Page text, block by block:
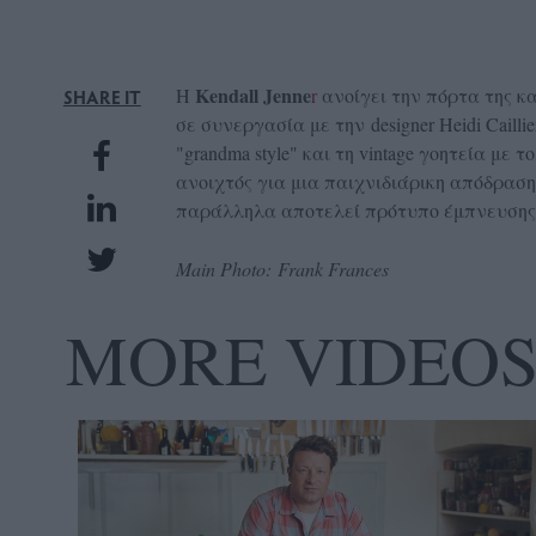
SHARE IT Η Kendall Jennerανοίγει την πόρτα της
σε συνεργασία με την designer Heidi
"grandma style" και τη vintage γοητεία με
ανοιχτός για μια παιχνιδιάρικη
παράλληλα αποτελεί πρότυπο έμπνευσης
Main Photo: Frank Frances
MORE VIDEOS